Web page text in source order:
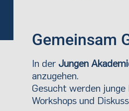
Gemeinsam
In der Jungen
anzugehen.
Gesucht werden
Workshops und